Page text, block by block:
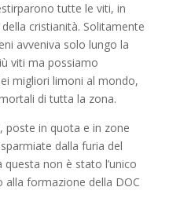
tutte le viti, in
cristianità. Solitamente
avveniva solo lungo la
viti ma possiamo
migliori limoni al mondo,
di tutta la zona.
poste in quota e in zone
dalla furia del
non è stato l’unico
formazione della DOC